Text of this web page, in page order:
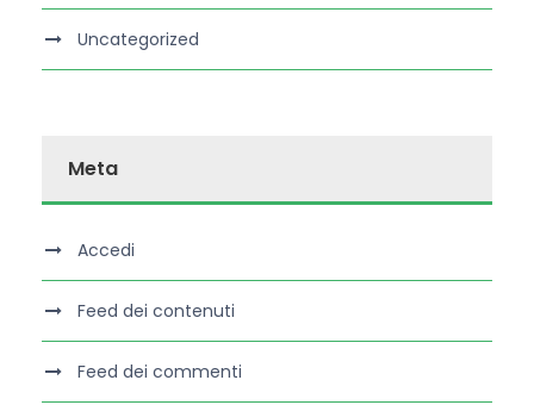
Uncategorized
Meta
Accedi
Feed dei contenuti
Feed dei commenti